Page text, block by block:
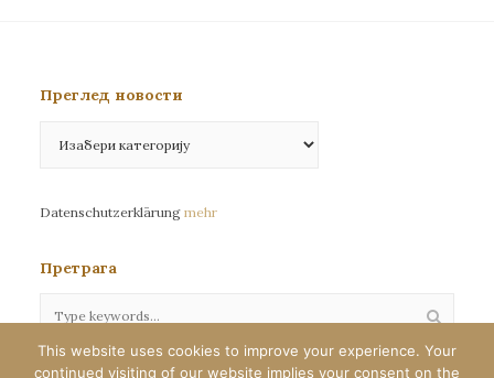
Преглед новости
новости
Datenschutzerklärung mehr
Претрага
This website uses cookies to improve your experience. Your
continued visiting of our website implies your consent on the